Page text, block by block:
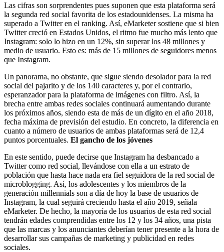
Las cifras son sorprendentes pues suponen que esta plataforma será
la segunda red social favorita de los estadounidenses. La misma ha
superado a Twitter en el ranking. Así, eMarketer sostiene que si bien
Twitter creció en Estados Unidos, el ritmo fue mucho más lento que
Instagram: solo lo hizo en un 12%, sin superar los 48 millones y
medio de usuario. Esto es: más de 15 millones de seguidores menos
que Instagram.
Un panorama, no obstante, que sigue siendo desolador para la red
social del pajarito y de los 140 caracteres y, por el contrario,
esperanzador para la plataforma de imágenes con filtro. Así, la
brecha entre ambas redes sociales continuará aumentando durante
los próximos años, siendo esta de más de un dígito en el año 2018,
fecha máxima de previsión del estudio. En concreto, la diferencia en
cuanto a número de usuarios de ambas plataformas será de 12,4
puntos porcentuales. El gancho de los jóvenes
En este sentido, puede decirse que Instagram ha desbancado a
Twitter como red social, llevándose con ella a un estrato de
población que hasta hace nada era fiel seguidora de la red social de
microblogging. Así, los adolescentes y los miembros de la
generación millennials son a día de hoy la base de usuarios de
Instagram, la cual seguirá creciendo hasta el año 2019, señala
eMarketer. De hecho, la mayoría de los usuarios de esta red social
tendrán edades comprendidas entre los 12 y los 34 años, una pista
que las marcas y los anunciantes deberían tener presente a la hora de
desarrollar sus campañas de marketing y publicidad en redes
sociales.